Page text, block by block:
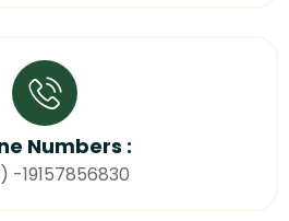
Numbers :
-19157856830